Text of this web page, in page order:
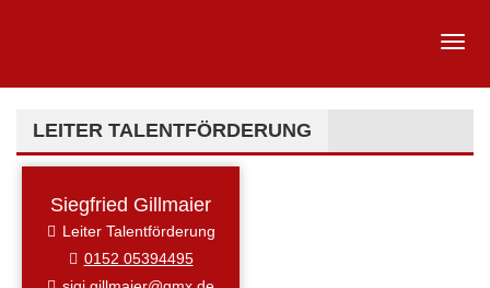
LEITER TALENTFÖRDERUNG
Siegfried Gillmaier
Leiter Talentförderung
0152 05394495